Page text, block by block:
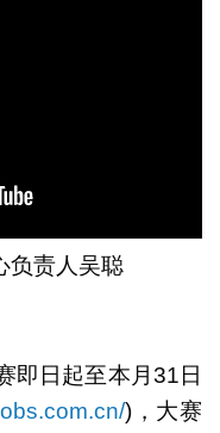
负责人吴聪
即日起至本月31日
)，大赛